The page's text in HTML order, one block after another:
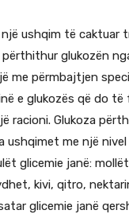
një ushqim të caktuar
glukozën
me përmbajtjen
e glukozës që do
racioni. Glukoza
ushqimet me një
glicemie janë:
kivi, qitro,
glicemie janë